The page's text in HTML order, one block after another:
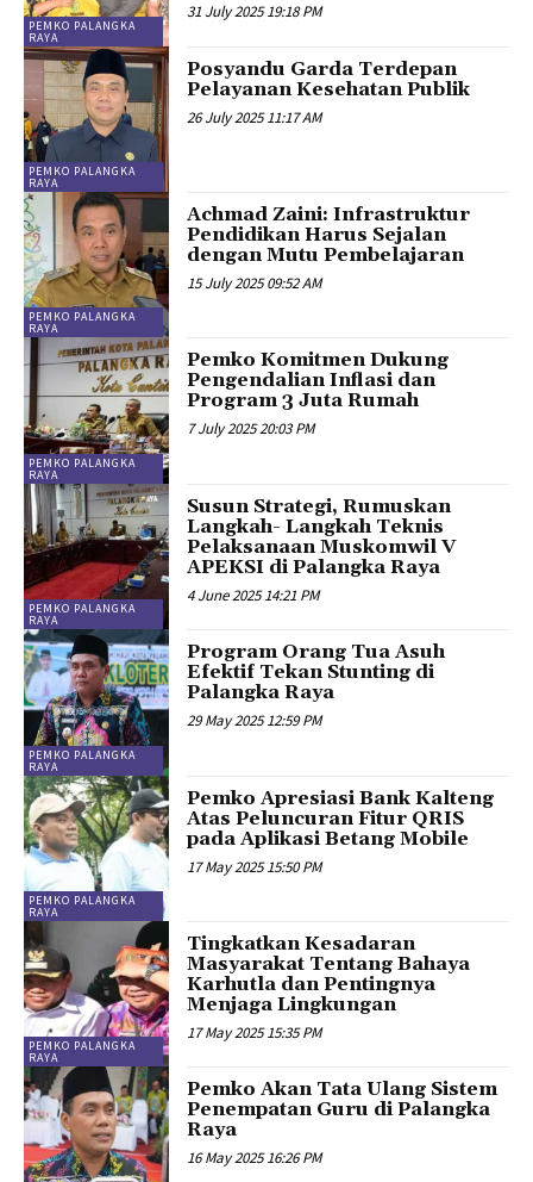
PEMKO PALANGKA
RAYA
31 July 2025 19:18 PM
PEMKO PALANGKA
RAYA
Posyandu Garda Terdepan
Pelayanan Kesehatan Publik
26 July 2025 11:17 AM
PEMKO PALANGKA
RAYA
Achmad Zaini: Infrastruktur
Pendidikan Harus Sejalan
dengan Mutu Pembelajaran
15 July 2025 09:52 AM
PEMKO PALANGKA
RAYA
Pemko Komitmen Dukung
Pengendalian Inflasi dan
Program 3 Juta Rumah
7 July 2025 20:03 PM
PEMKO PALANGKA
RAYA
Susun Strategi, Rumuskan
Langkah- Langkah Teknis
Pelaksanaan Muskomwil V
APEKSI di Palangka Raya
4 June 2025 14:21 PM
PEMKO PALANGKA
RAYA
Program Orang Tua Asuh
Efektif Tekan Stunting di
Palangka Raya
29 May 2025 12:59 PM
PEMKO PALANGKA
RAYA
Pemko Apresiasi Bank Kalteng
Atas Peluncuran Fitur QRIS
pada Aplikasi Betang Mobile
17 May 2025 15:50 PM
PEMKO PALANGKA
RAYA
Tingkatkan Kesadaran
Masyarakat Tentang Bahaya
Karhutla dan Pentingnya
Menjaga Lingkungan
17 May 2025 15:35 PM
Pemko Akan Tata Ulang Sistem
Penempatan Guru di Palangka
Raya
16 May 2025 16:26 PM